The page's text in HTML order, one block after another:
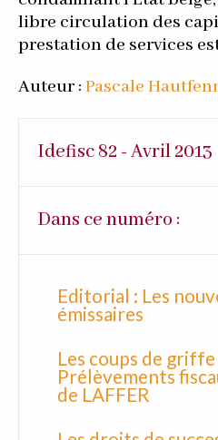
libre circulation des
prestation de services
Auteur : Pascale
Idefisc 82 - Avril 2013
Dans ce numéro :
Editorial : Les
émissaires
Les coups de
Prélèvements
de LAFFER